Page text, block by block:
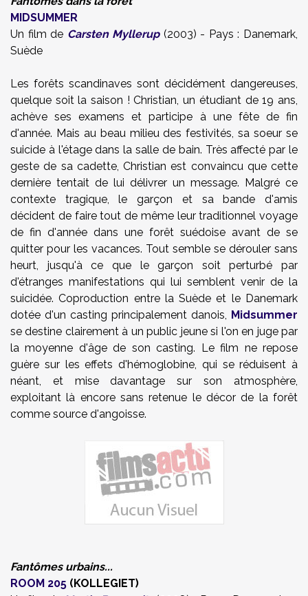
MIDSUMMER
Un film de Carsten Myllerup(2003) - Pays : Danemark,
Suède
Les forêts scandinaves sont décidément dangereuses,
quelque soit la saison ! Christian, un étudiant de 19 ans,
achève ses examens et participe à une fête de fin
d'année. Mais au beau milieu des festivités, sa soeur se
suicide à l'étage dans la salle de bain. Très affecté par le
geste de sa cadette, Christian est convaincu que cette
dernière tentait de lui délivrer un message. Malgré ce
contexte tragique, le garçon et sa bande d'amis
décident de faire tout de même leur traditionnel voyage
de fin d'année dans une forêt suédoise avant de se
quitter pour les vacances. Tout semble se dérouler sans
heurt, jusqu'à ce que le garçon soit perturbé par
d'étranges manifestations qui lui semblent venir de la
suicidée. Coproduction entre la Suède et le Danemark
dotée d'un casting principalement danois, Midsummer
se destine clairement à un public jeune si l'on en juge par
la moyenne d'âge de son casting. Le film ne repose
guère sur les effets d'hémoglobine, qui se réduisent à
néant, et mise davantage sur son atmosphère,
exploitant là encore sans retenue le décor de la forêt
comme source d'angoisse.
Fantômes urbains...
ROOM 205 (KOLLEGIET)